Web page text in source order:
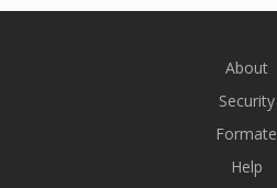
About
Security
Formate
Help